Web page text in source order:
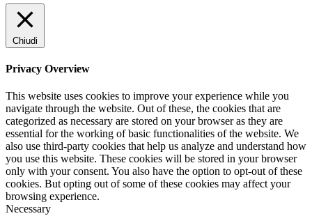
Chiudi
Privacy Overview
This website uses cookies to improve your experience while you
navigate through the website. Out of these, the cookies that are
categorized as necessary are stored on your browser as they are
essential for the working of basic functionalities of the website. We
also use third-party cookies that help us analyze and understand how
you use this website. These cookies will be stored in your browser
only with your consent. You also have the option to opt-out of these
cookies. But opting out of some of these cookies may affect your
browsing experience.
Necessary